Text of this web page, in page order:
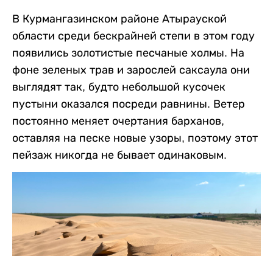
В Курмангазинском районе Атырауской
области среди бескрайней степи в этом году
появились золотистые песчаные холмы. На
фоне зеленых трав и зарослей саксаула они
выглядят так, будто небольшой кусочек
пустыни оказался посреди равнины. Ветер
постоянно меняет очертания барханов,
оставляя на песке новые узоры, поэтому этот
пейзаж никогда не бывает одинаковым.